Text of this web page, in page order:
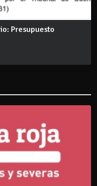
Presupuesto